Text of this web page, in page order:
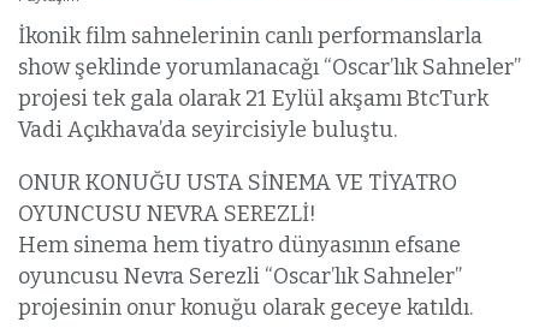
İkonik film sahnelerinin canlı performanslarla
show şeklinde yorumlanacağı “Oscar’lık Sahneler”
projesi tek gala olarak 21 Eylül akşamı BtcTurk
Vadi Açıkhava’da seyircisiyle buluştu.
ONUR KONUĞU USTA SİNEMA VE TİYATRO
OYUNCUSU NEVRA SEREZLİ!
Hem sinema hem tiyatro dünyasının efsane
oyuncusu Nevra Serezli “Oscar’lık Sahneler”
projesinin onur konuğu olarak geceye katıldı.